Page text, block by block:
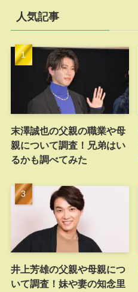
人気記事
末澤誠也の父親の職業や母
親について調査！兄弟はい
るかも調べてみた
井上芳雄の父親や母親につ
いて調査！妹や妻の知念里